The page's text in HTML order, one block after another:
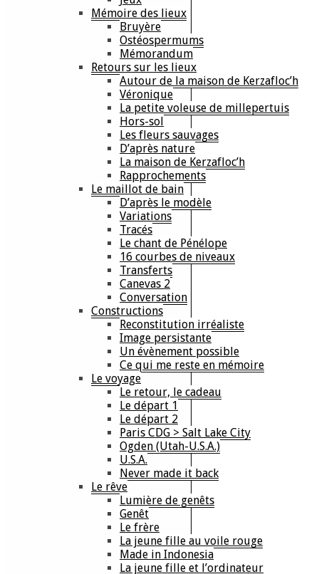
Mémoire des lieux
Bruyère
Ostéospermums
Mémorandum
Retours sur les lieux
Autour de la maison de Kerzafloc’h
Véronique
La petite voleuse de millepertuis
Hors-sol
Les fleurs sauvages
D’après nature
La maison de Kerzafloc’h
Rapprochements
Le maillot de bain
D’après le modèle
Variations
Tracés
Le chant de Pénélope
16 courbes de niveaux
Transferts
Canevas 2
Conversation
Constructions
Reconstitution irréaliste
Image persistante
Un évènement possible
Ce qui me reste en mémoire
Le voyage
Le retour, le cadeau
Le départ 1
Le départ 2
Paris CDG > Salt Lake City
Ogden (Utah-U.S.A.)
U.S.A.
Never made it back
Le rêve
Lumière de genêts
Genêt
Le frère
La jeune fille au voile rouge
Made in Indonesia
La jeune fille et l’ordinateur